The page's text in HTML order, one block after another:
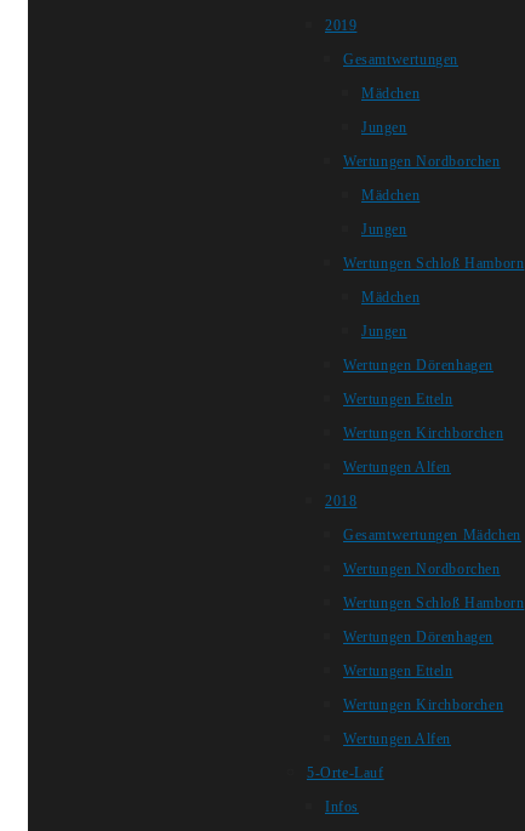
2019
Gesamtwertungen
Mädchen
Jungen
Wertungen Nordborchen
Mädchen
Jungen
Wertungen Schloß Hamborn
Mädchen
Jungen
Wertungen Dörenhagen
Wertungen Etteln
Wertungen Kirchborchen
Wertungen Alfen
2018
Gesamtwertungen Mädchen
Wertungen Nordborchen
Wertungen Schloß Hamborn
Wertungen Dörenhagen
Wertungen Etteln
Wertungen Kirchborchen
Wertungen Alfen
5-Orte-Lauf
Infos